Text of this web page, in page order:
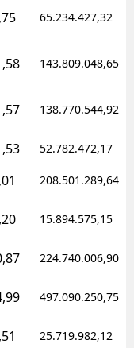
Kahramanmaraş
Nevşehir
Niğde
Ordu
Rize
65.234.427,32
143.809.048,65
138.770.544,92
52.782.472,17
208.501.289,64
15.894.575,15
224.740.006,90
497.090.250,75
25.719.982,12